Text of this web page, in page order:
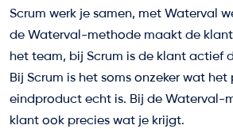
Scrum werk je samen, met Waterval
de Waterval-methode maakt de
het team, bij Scrum is de klant actief
Bij Scrum is het soms onzeker wat het
eindproduct echt is. Bij de Waterval-
klant ook precies wat je krijgt.